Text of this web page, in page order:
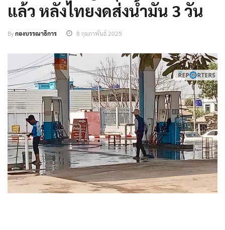
ปั๊มน้ำมันใหญ่ที่สุดในเมียวดีปิด
แล้ว หลังไทยงดส่งน้ำมัน 3 วัน
Byกองบรรณาธิการ 8 กุมภาพันธ์ 2025